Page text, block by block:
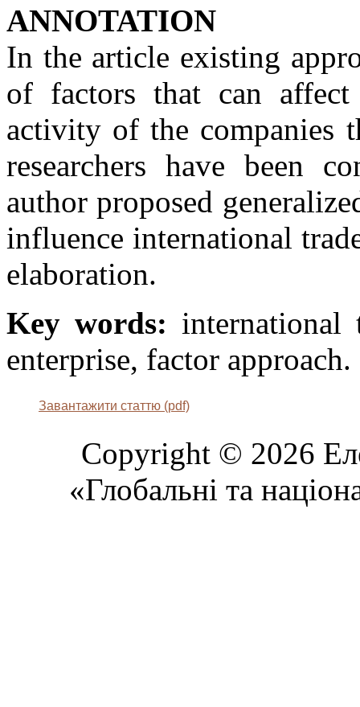
ANNOTATION
In the article existing
of factors that can
activity of the companies
researchers have been
author proposed
influence international
elaboration.
Key words: international
enterprise, factor approach.
Завантажити статтю (pdf)
Copyright © 2026
«Глобальні та